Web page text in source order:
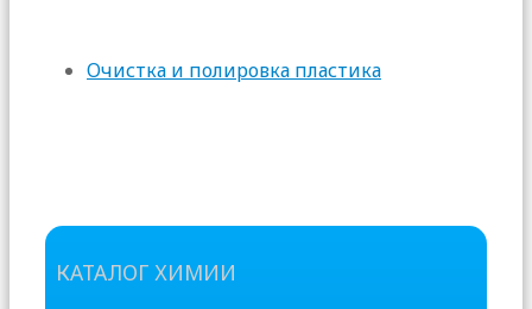
Очистка и полировка пластика
КАТАЛОГ ХИМИИ